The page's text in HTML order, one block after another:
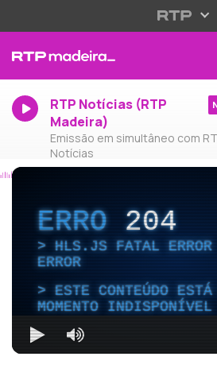
RTP Notícias (RTP
Madeira)
Emissão em simultâneo com
Notícias
ERRO204
HLS.JS FATAL ERROR
ERROR
ESTE CONTEÚDO
MOMENTO INDISPONÍVEL